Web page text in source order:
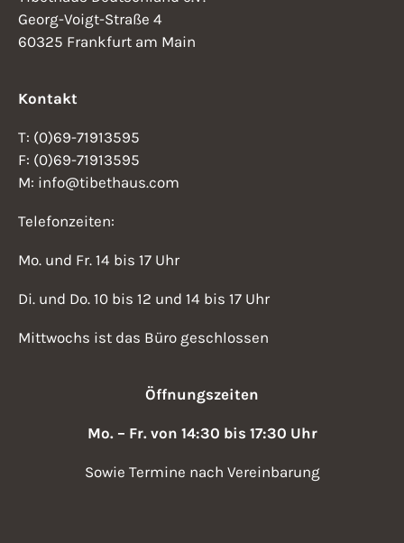
Georg-Voigt-Straße 4
60325 Frankfurt am Main
Kontakt
T: (0)69-71913595
F: (0)69-71913595
M: info@tibethaus.com
Telefonzeiten:
Mo. und Fr. 14 bis 17 Uhr
Di. und Do. 10 bis 12 und 14 bis 17 Uhr
Mittwochs ist das Büro geschlossen
Öffnungszeiten
Mo. – Fr. von 14:30 bis 17:30 Uhr
Sowie Termine nach Vereinbarung